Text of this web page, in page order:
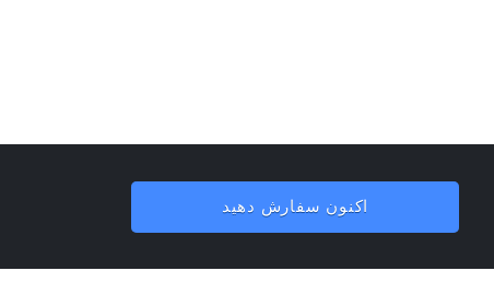
اکنون سفارش دهید